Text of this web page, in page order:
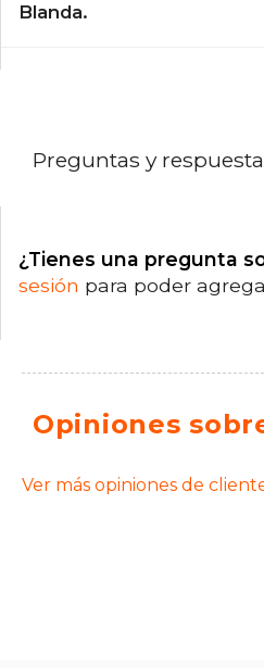
Blanda.
Preguntas y
¿Tienes una pregunta
sesión para poder
Opiniones
Ver más opiniones de